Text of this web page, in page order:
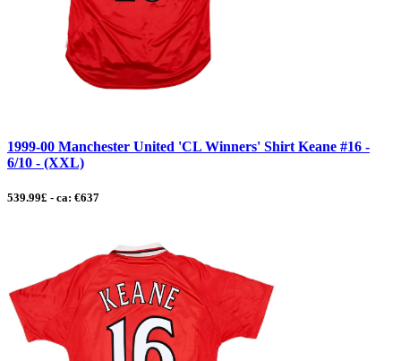
1999-00 Manchester United 'CL Winners' Shirt Keane #16 -
6/10 - (XXL)
539.99£ - ca: €637